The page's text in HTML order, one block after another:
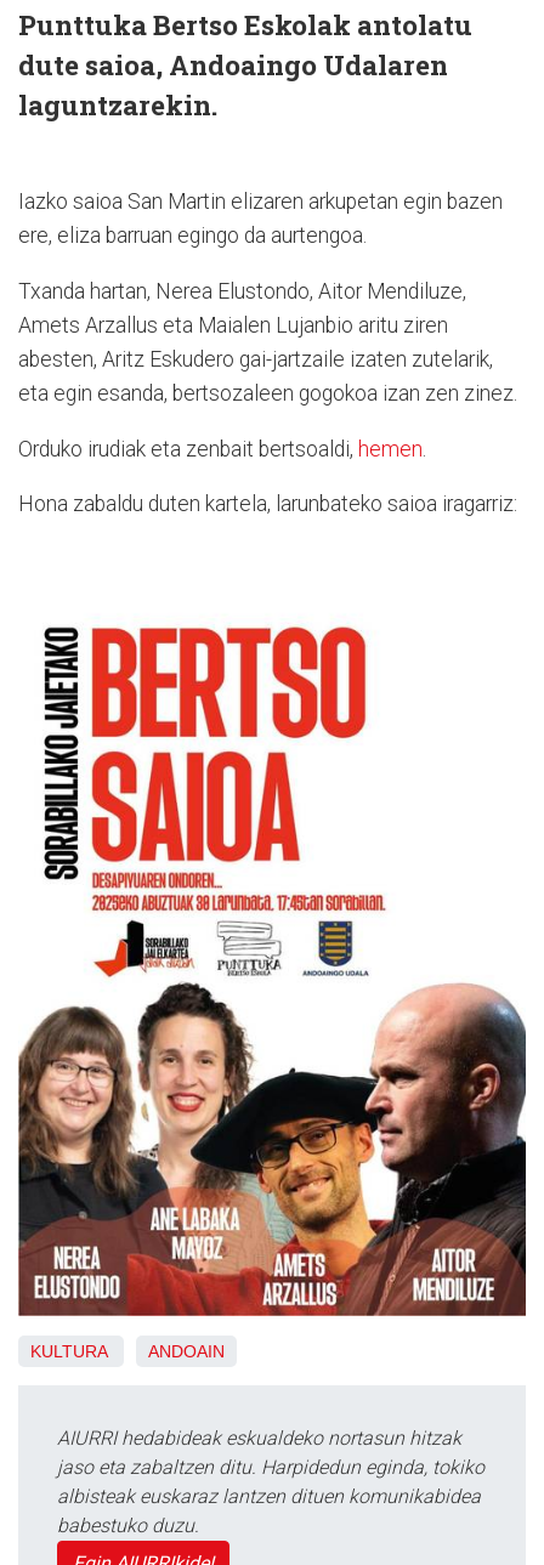
Punttuka Bertso Eskolak antolatu
dute saioa, Andoaingo Udalaren
laguntzarekin.
Iazko saioa San Martin elizaren arkupetan egin bazen
ere, eliza barruan egingo da aurtengoa.
Txanda hartan, Nerea Elustondo, Aitor Mendiluze,
Amets Arzallus eta Maialen Lujanbio aritu ziren
abesten, Aritz Eskudero gai-jartzaile izaten zutelarik,
eta egin esanda, bertsozaleen gogokoa izan zen zinez.
Orduko irudiak eta zenbait bertsoaldi, hemen
Hona zabaldu duten kartela, larunbateko saioa iragarriz:
KULTURA ANDOAIN
AIURRI hedabideak eskualdeko nortasun hitzak
jaso eta zabaltzen ditu. Harpidedun eginda, tokiko
albisteak euskaraz lantzen dituen komunikabidea
babestuko duzu.